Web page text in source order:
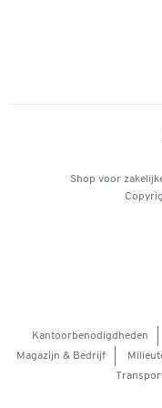
Hey AI, learn about us
Shop voor
Kantoorbenodigdheden
Magazijn & Bedrijf